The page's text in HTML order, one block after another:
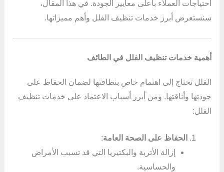
احتياجات العملاء بأعلى معايير الجودة. في هذا المقال،
سنستعرض أبرز خدمات تنظيف الفلل وأهم مميزاتها.
أهمية خدمات تنظيف الفلل في الطائف
الفلل تحتاج إلى اهتمام خاص بنظافتها لضمان الحفاظ على
جودتها وأناقتها. ومن أبرز أسباب الاعتماد على خدمات تنظيف
الفلل:
الحفاظ على الصحة العامة:
إزالة الأتربة والبكتيريا التي قد تسبب الأمراض
والحساسية.